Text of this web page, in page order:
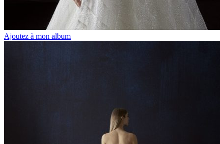
Ajoutez à mon album